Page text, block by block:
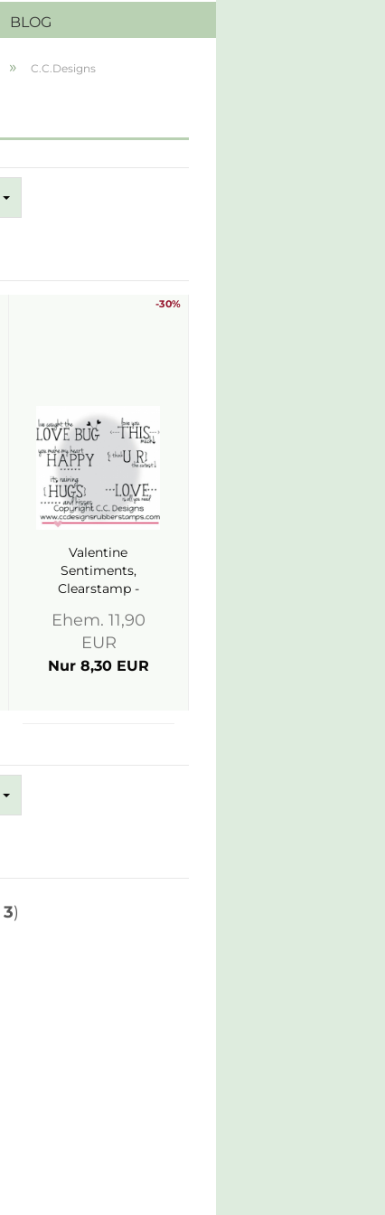
BLOG
» C.C.Designs
-30%
Valentine
Sentiments,
Clearstamp -
Ehem. 11,90
EUR
Nur 8,30 EUR
3)